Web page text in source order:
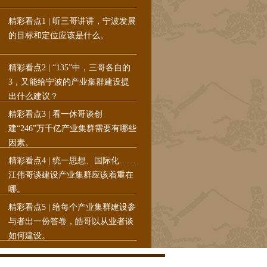
精彩看点1 | 听三哥讲讲，宁波发展
的目标和定位应该是什么。
精彩看点2 | “135”中，三哥各自的
3，又能给宁波的产业集群建设提
出什么建议？
精彩看点3 | 看一休哥谈创
建“246”万千亿产业集群需要有哪些
因素。
精彩看点4 | 统一思想、国际化……
江伟哥谈建设产业集群应该着重在
哪。
精彩看点5 | 给每个产业集群建设参
与者出一份答卷，皓哥以从业者谈
如何建设。